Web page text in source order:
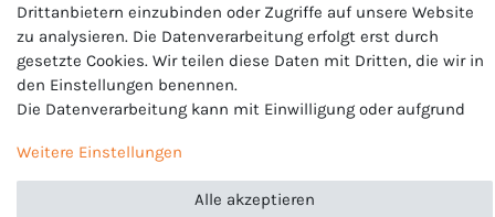
EU-Verantwortlicher
JAKO AG, Amtstrasse 82 , 74673 Mulfingen , Deutschland,
+49 7938 90630, info@jako.de
Drittanbietern einzubinden oder Zugriffe auf unsere Website
zu analysieren. Die Datenverarbeitung erfolgt erst durch
gesetzte Cookies. Wir teilen diese Daten mit Dritten, die wir in
den Einstellungen benennen.
Die Datenverarbeitung kann mit Einwilligung oder aufgrund
erteilt oder abgelehnt werden. Es besteht das Recht, nicht
einzuwilligen und die Einwilligung zu einem späteren
Zeitpunkt zu ändern oder zu widerrufen. Beachten Sie unser
Weitere Einstellungen
Alle akzeptieren